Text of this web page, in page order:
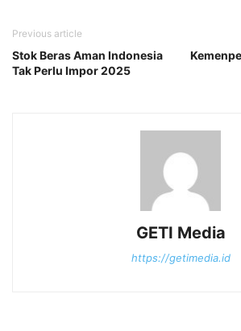
Previous article
Stok Beras Aman Indonesia
Tak Perlu Impor 2025
GETI Media
https://getimedia.id